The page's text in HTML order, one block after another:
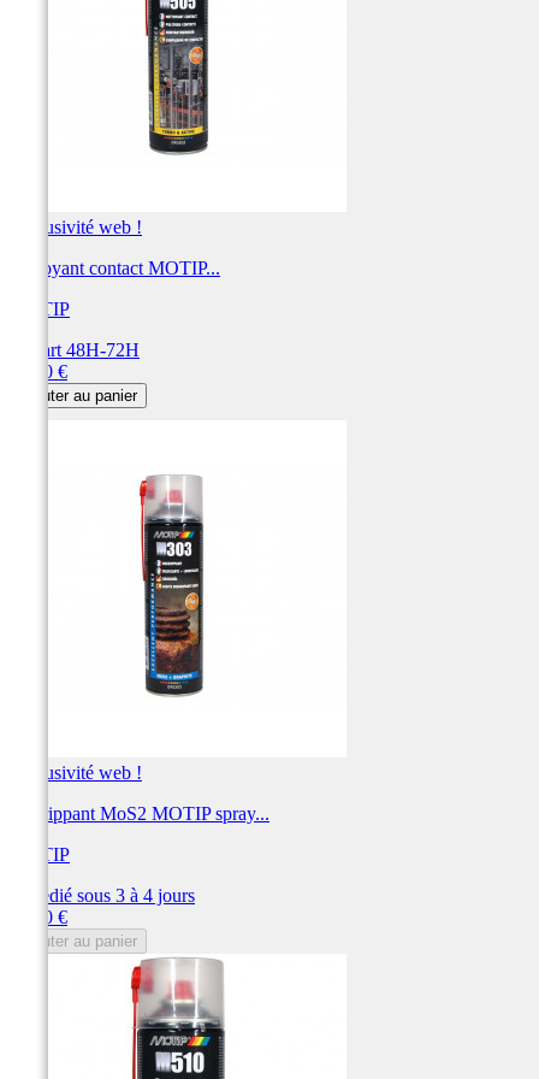
Exclusivité web !
Nettoyant contact MOTIP...
MOTIP
Départ 48H-72H
13,20 €
Ajouter au panier
Exclusivité web !
Degrippant MoS2 MOTIP spray...
MOTIP
Expédié sous 3 à 4 jours
12,40 €
Ajouter au panier